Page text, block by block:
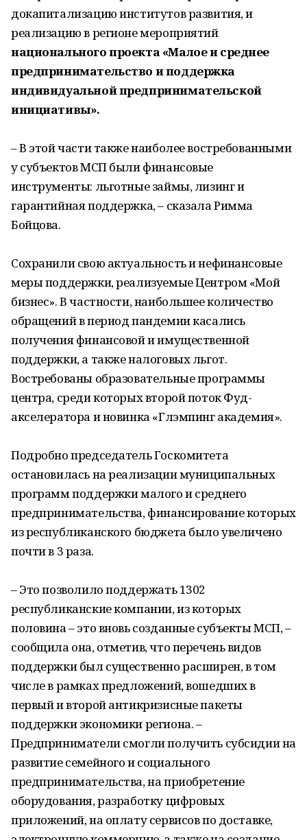
докапитализацию институтов развития, и
реализацию в регионе мероприятий
национального проекта «Малое и среднее
предпринимательство и поддержка
индивидуальной предпринимательской
инициативы».
– В этой части также наиболее востребованными
у субъектов МСП были финансовые
инструменты: льготные займы, лизинг и
гарантийная поддержка, – сказала Римма
Бойцова.
Сохранили свою актуальность и нефинансовые
меры поддержки, реализуемые Центром «Мой
бизнес». В частности, наибольшее количество
обращений в период пандемии касались
получения финансовой и имущественной
поддержки, а также налоговых льгот.
Востребованы образовательные программы
центра, среди которых второй поток Фуд-
акселератора и новинка «Глэмпинг академия».
Подробно председатель Госкомитета
остановилась на реализации муниципальных
программ поддержки малого и среднего
предпринимательства, финансирование которых
из республиканского бюджета было увеличено
почти в 3 раза.
– Это позволило поддержать 1302
республиканские компании, из которых
половина – это вновь созданные субъекты МСП, –
сообщила она, отметив, что перечень видов
поддержки был существенно расширен, в том
числе в рамках предложений, вошедших в
первый и второй антикризисные пакеты
поддержки экономики региона. –
Предприниматели смогли получить субсидии на
развитие семейного и социального
предпринимательства, на приобретение
оборудования, разработку цифровых
приложений, на оплату сервисов по доставке,